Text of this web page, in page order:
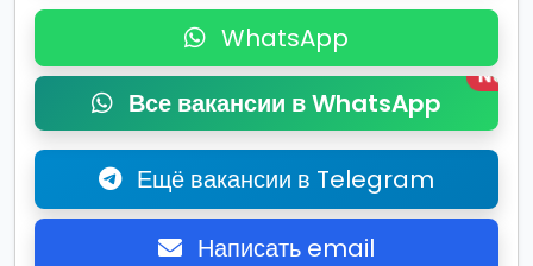
WhatsApp
Все вакансии в WhatsApp
New
Ещё вакансии в Telegram
Написать email